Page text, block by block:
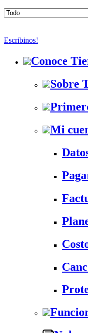
Escribinos!
Conoce
Sobre
Mi